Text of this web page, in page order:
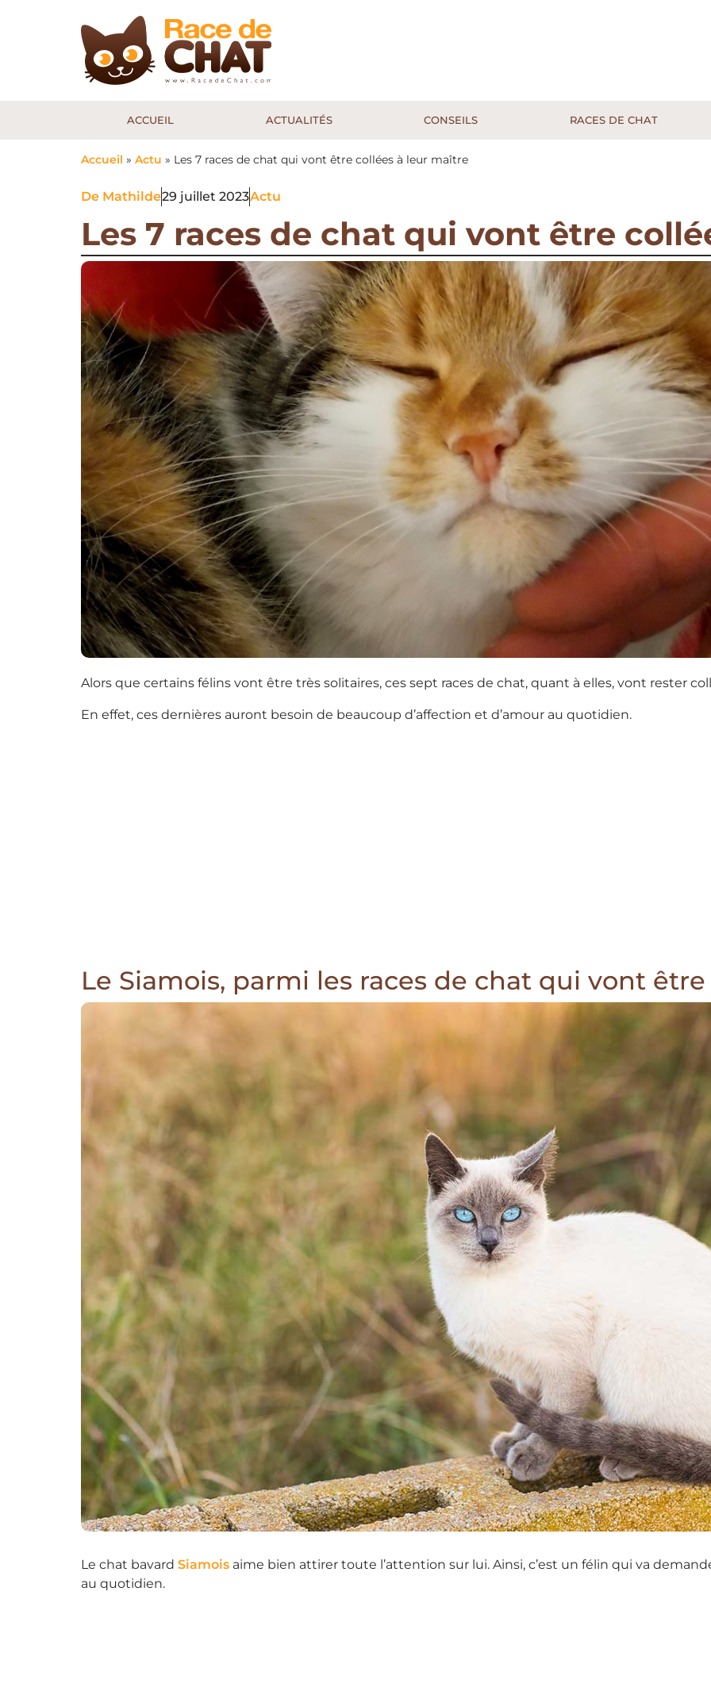
ACCUEIL ACTUALITÉS CONSEILS RACES DE CHAT
Accueil » Actu » Les 7 races de chat qui vont être collées à leur maître
De Mathilde29 juillet 2023Actu
Les 7 races de chat qui vont être
Alors que certains félins vont être très solitaires, ces sept races de chat, quant à elles, vont rester
En effet, ces dernières auront besoin de beaucoup d’affection et d’amour au quotidien.
Le Siamois, parmi les races de chat qui vont
Le chat bavard Siamois aime bien attirer toute l’attention sur lui. Ainsi, c’est un félin qui va
au quotidien.